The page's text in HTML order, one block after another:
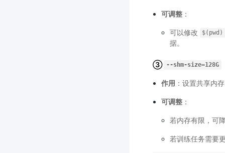
可调整：
可以修改 $(pwd)
据。
③ --shm-size=128G
作用 ：设置共享内
可调整：
若内存有限，可
若训练任务需要